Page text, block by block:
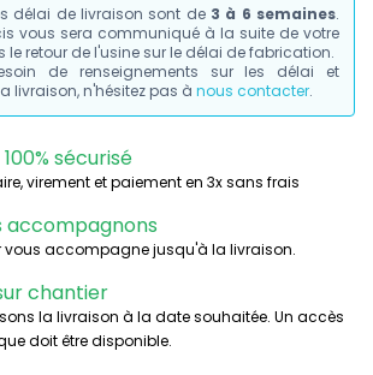
délai de livraison sont de 3 à 6 semaines.
vous sera communiqué à la suite de votre
retour de l'usine sur le délai de fabrication.
de renseignements sur les délai et
livraison, n'hésitez pas à nous contacter.
sécurisé
virement et paiement en 3x sans frais
accompagnons
vous accompagne jusqu'à la livraison.
chantier
la livraison à la date souhaitée. Un accès
doit être disponible.